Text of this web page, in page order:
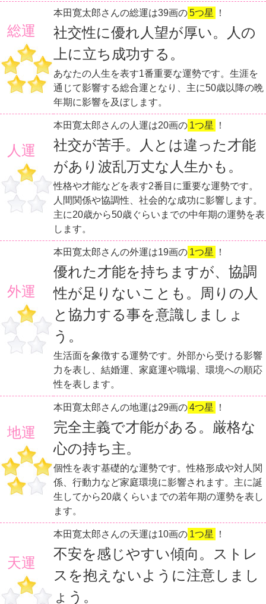
総運
本田寛太郎さんの総運は39画の5つ星 ！
社交性に優れ人望が厚い。人の
上に立ち成功する。
あなたの人生を表す1番重要な運勢です。生涯を
通じて影響する総合運となり、主に50歳以降の晩
年期に影響を及ぼします。
人運
本田寛太郎さんの人運は20画の 1つ星 ！
社交が苦手。人とは違った才能
があり波乱万丈な人生かも。
性格や才能などを表す2番目に重要な運勢です。
人間関係や協調性、社会的な成功に影響します。
主に20歳から50歳ぐらいまでの中年期の運勢を表
します。
外運
本田寛太郎さんの外運は19画の 1つ星 ！
優れた才能を持ちますが、協調
性が足りないことも。周りの人
と協力する事を意識しましょ
う。
生活面を象徴する運勢です。外部から受ける影響
力を表し、結婚運、家庭運や職場、環境への順応
性を表します。
地運
本田寛太郎さんの地運は29画の4つ星 ！
完全主義で才能がある。厳格な
心の持ち主。
個性を表す基礎的な運勢です。性格形成や対人関
係、行動力など家庭環境に影響されます。主に誕
生してから20歳くらいまでの若年期の運勢を表し
ます。
天運
本田寛太郎さんの天運は10画の 1つ星 ！
不安を感じやすい傾向。ストレ
スを抱えないように注意しまし
ょう。